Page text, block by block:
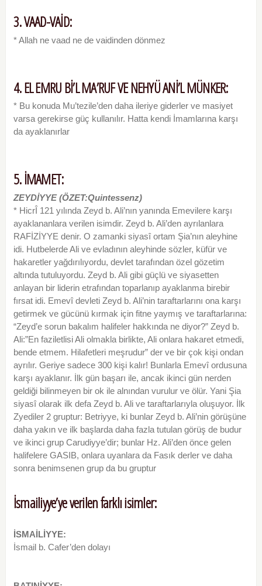
3. VAAD-VAİD:
* Allah ne vaad ne de vaidinden dönmez
4. EL EMRU Bİ’L MA’RUF VE NEHYÜ ANİ’L MÜNKER:
* Bu konuda Mu’tezile’den daha ileriye giderler ve masiyet
varsa gerekirse güç kullanılır. Hatta kendi İmamlarına karşı
da ayaklanırlar
5. İMAMET:
ZEYDİYYE (ÖZET:Quintessenz)
* HicrÎ 121 yılında Zeyd b. Ali’nın yanında Emevilere karşı
ayaklananlara verilen isimdir. Zeyd b. Ali’den ayrılanlara
RAFİZİYYE denir. O zamanki siyasî ortam Şia’nın aleyhine
idi. Hutbelerde Ali ve evladının aleyhinde sözler, küfür ve
hakaretler yağdırılıyordu, devlet tarafından özel gözetim
altında tutuluyordu. Zeyd b. Ali gibi güçlü ve siyasetten
anlayan bir liderin etrafından toparlanıp ayaklanma birebir
fırsat idi. Emevî devleti Zeyd b. Ali’nin taraftarlarını ona karşı
getirmek ve gücünü kırmak için fitne yaymış ve taraftarlarına:
“Zeyd’e sorun bakalım halifeler hakkında ne diyor?” Zeyd b.
Ali:”En faziletlisi Ali olmakla birlikte, Ali onlara hakaret etmedi,
bende etmem. Hilafetleri meşrudur” der ve bir çok kişi ondan
ayrılır. Geriye sadece 300 kişi kalır! Bunlarla Emevî ordusuna
karşı ayaklanır. İlk gün başarı ile, ancak ikinci gün nerden
geldiği bilinmeyen bir ok ile alnından vurulur ve ölür. Yani Şia
siyasî olarak ilk defa Zeyd b. Ali ve taraftarlarıyla oluşuyor. İlk
Zyediler 2 gruptur: Betriyye, ki bunlar Zeyd b. Ali’nin görüşüne
daha yakın ve ilk başlarda daha fazla tutulan görüş de budur
ve ikinci grup Carudiyye’dir; bunlar Hz. Ali’den önce gelen
halifelere GASIB, onlara uyanlara da Fasık derler ve daha
sonra benimsenen grup da bu gruptur
İsmailiyye’ye verilen farklı isimler:
İSMAİLİYYE:
İsmail b. Cafer’den dolayı